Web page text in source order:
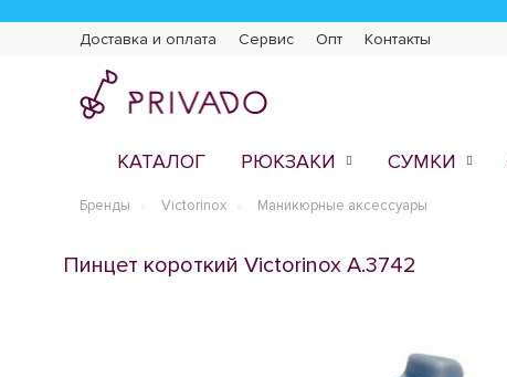
Доставка и оплата Сервис Опт Контакты
КАТАЛОГ РЮКЗАКИ СУМКИ
Бренды Victorinox Маникюрные аксессуары
Пинцет короткий Victorinox A.3742